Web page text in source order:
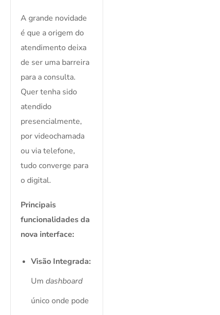
A grande novidade
é que a origem do
atendimento deixa
de ser uma barreira
para a consulta.
Quer tenha sido
atendido
presencialmente,
por videochamada
ou via telefone,
tudo converge para
o digital.
Principais
funcionalidades da
nova interface:
Visão Integrada:
Umdashboard
único onde pode